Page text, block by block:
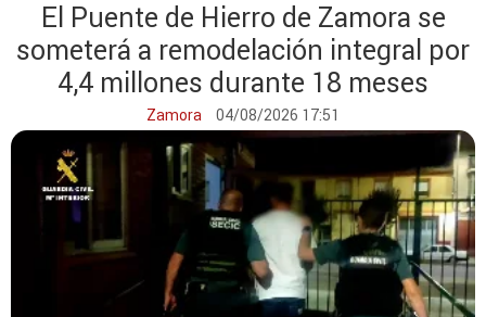
El Puente de Hierro de Zamora se
someterá a remodelación integral por
4,4 millones durante 18 meses
Zamora 04/08/2026 17:51